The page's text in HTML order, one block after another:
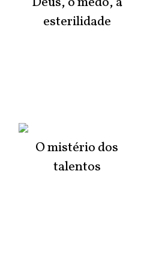
esterilidade
O mistério dos
talentos